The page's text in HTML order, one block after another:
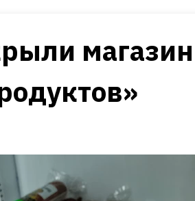
магазин